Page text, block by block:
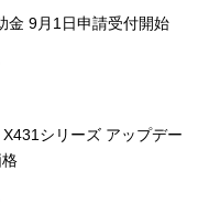
金 9月1日申請受付開始
シリーズ アップデー